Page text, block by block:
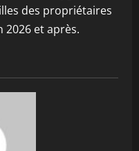
des propriétaires
et après.